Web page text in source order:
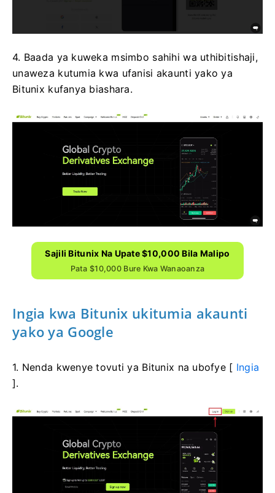
4. Baada ya kuweka msimbo sahihi wa uthibitishaji,
unaweza kutumia kwa ufanisi akaunti yako ya
Bitunix kufanya biashara.
Sajili Bitunix Na Upate $10,000 Bila Malipo
Pata $10,000 Bure Kwa Wanaoanza
Ingia kwa Bitunix ukitumia akaunti
yako ya Google
1. Nenda kwenye tovuti ya Bitunix na ubofye [ Ingia
].